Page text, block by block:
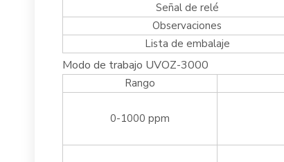
Señal de relé
Observaciones
Lista de embalaje
Modo de trabajo UVOZ-3000
Rango
0-1000 ppm